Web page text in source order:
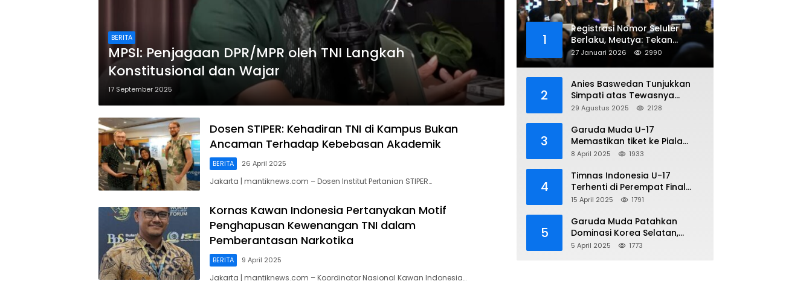
BERITA
MPSI: Penjagaan DPR/MPR oleh TNI Langkah
Konstitusional dan Wajar
17 September 2025
Dosen STIPER: Kehadiran TNI di Kampus Bukan
Ancaman Terhadap Kebebasan Akademik
BERITA 26 April 2025
Jakarta | mantiknews.com – Dosen Institut Pertanian STIPER…
Kornas Kawan Indonesia Pertanyakan Motif
Penghapusan Kewenangan TNI dalam
Pemberantasan Narkotika
BERITA 9 April 2025
Jakarta | mantiknews.com – Koordinator Nasional Kawan Indonesia…
1
Registrasi Nomor Seluler
Berlaku, Meutya: Tekan
Penipuan Online
27 Januari 2026 2990
2
Anies Baswedan Tunjukkan
Simpati atas Tewasnya
Pengemudi Ojol dalam Aksi
29 Agustus 2025 2128
3
Garuda Muda U-17
Memastikan tiket ke Piala
Dunia Setelah Mencetak
Yaman 4-1 di Piala Asia 2025
8 April 2025 1933
4
Timnas Indonesia U-17
Terhenti di Perempat Final
Piala Asia 2025: Terkecoh
15 April 2025 1791
5
Garuda Muda Patahkan
Dominasi Korea Selatan,
Dalam Laga Pembuka Piala
5 April 2025 1773